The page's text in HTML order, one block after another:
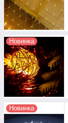
Новинка
Новинка